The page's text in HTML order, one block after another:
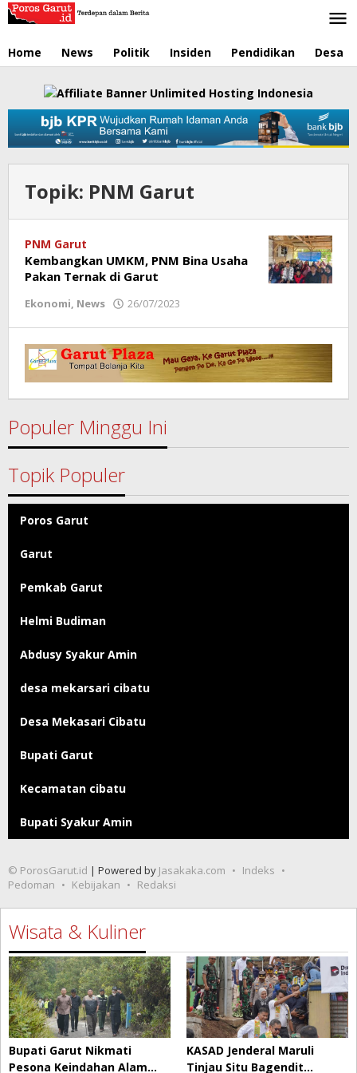
Lewati
ke
Home News Politik Insiden Pendidikan Desa
Topik: PNM Garut
PNM Garut
Kembangkan UMKM, PNM Bina Usaha
Pakan Ternak di Garut
Ekonomi, News 26/07/2023
Garut
Populer Minggu Ini
Topik Populer
Poros Garut
Garut
Pemkab Garut
Helmi Budiman
Abdusy Syakur Amin
desa mekarsari cibatu
Desa Mekasari Cibatu
Bupati Garut
Kecamatan cibatu
Bupati Syakur Amin
© PorosGarut.id | Powered by Jasakaka.com
Indeks
Pedoman
Kebijakan Redaksi
Wisata & Kuliner
Bupati Garut Nikmati
Pesona Keindahan Alam…
KASAD Jenderal Maruli
Tinjau Situ Bagendit…